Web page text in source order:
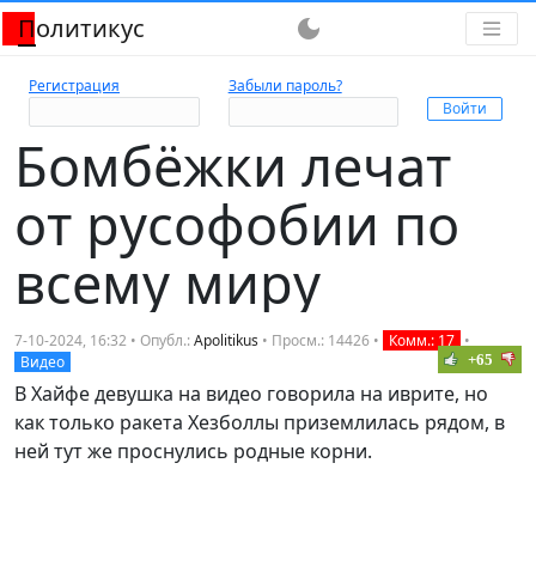
Политикус dark_mode
Регистрация Забыли пароль?
Бомбёжки лечат
от русофобии по
всему миру
7-10-2024, 16:32 • Опубл.:Apolitikus • Просм.: 14426 • Комм.: 17 •
Видео
+65
В Хайфе девушка на видео говорила на иврите, но
как только ракета Хезболлы приземлилась рядом, в
ней тут же проснулись родные корни.